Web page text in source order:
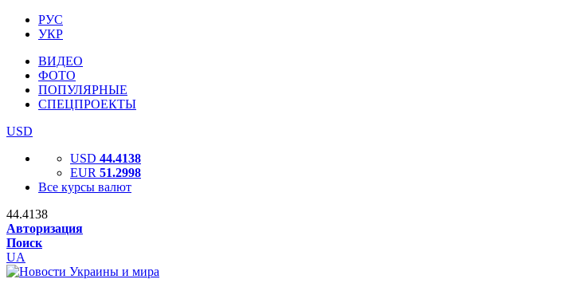
РУС
УКР
ВИДЕО
ФОТО
ПОПУЛЯРНЫЕ
СПЕЦПРОЕКТЫ
USD
USD 44.4138
EUR 51.2998
Все курсы валют
44.4138
Авторизация
Поиск
UA